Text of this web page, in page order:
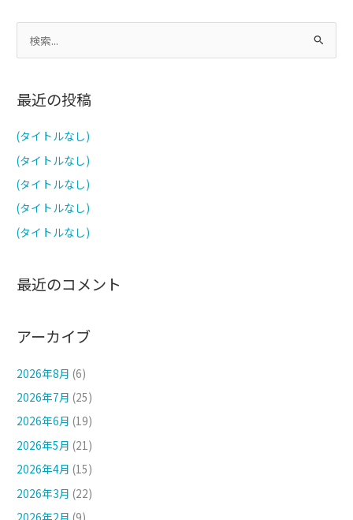
索
象
最近の投稿
(タイトルなし)
(タイトルなし)
(タイトルなし)
(タイトルなし)
(タイトルなし)
最近のコメント
アーカイブ
2026年8月 (6)
2026年7月 (25)
2026年6月 (19)
2026年5月 (21)
2026年4月 (15)
2026年3月 (22)
2026年2月 (9)